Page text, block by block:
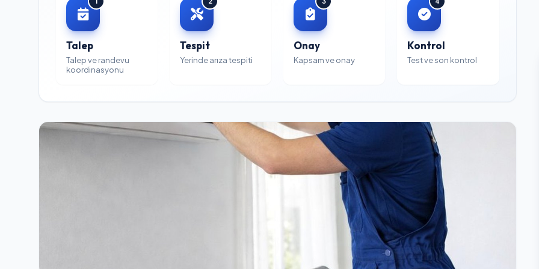
Talep
Talep ve randevu
koordinasyonu
Tespit
Yerinde arıza tespiti
Onay
Kapsam ve onay
Kontrol
Test ve son kontrol